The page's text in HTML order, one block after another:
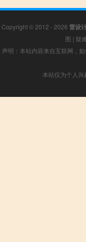
Copyright © 2012 - 2026 雷设
图 | 疑
声明：本站内容来自互联网，
本站仅为个人